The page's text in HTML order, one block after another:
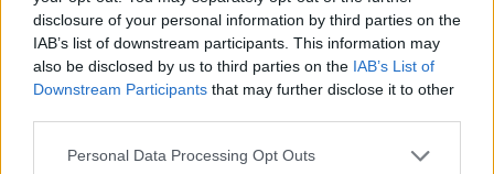
disclosure of your personal information by third parties on the
IAB’s list of downstream participants. This information may
also be disclosed by us to third parties on the IAB’s List of
Downstream Participants that may further disclose it to other
Personal Data Processing Opt Outs
love it μετά την αποχώρηση είπε πως έφυγε για